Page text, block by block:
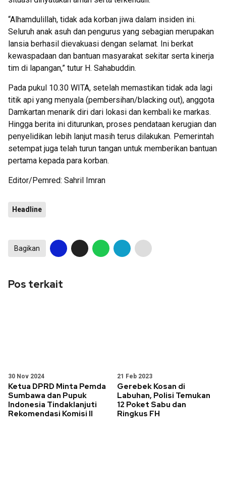
“Alhamdulillah, tidak ada korban jiwa dalam insiden ini.
Seluruh anak asuh dan pengurus yang sebagian merupakan
lansia berhasil dievakuasi dengan selamat. Ini berkat
kewaspadaan dan bantuan masyarakat sekitar serta kinerja
tim di lapangan,” tutur H. Sahabuddin.
Pada pukul 10.30 WITA, setelah memastikan tidak ada lagi
titik api yang menyala (pembersihan/blacking out), anggota
Damkartan menarik diri dari lokasi dan kembali ke markas.
Hingga berita ini diturunkan, proses pendataan kerugian dan
penyelidikan lebih lanjut masih terus dilakukan. Pemerintah
setempat juga telah turun tangan untuk memberikan bantuan
pertama kepada para korban.
Editor/Pemred: Sahril Imran
Headline
Bagikan
Pos terkait
30 Nov 2024
Ketua DPRD Minta Pemda
Sumbawa dan Pupuk
Indonesia Tindaklanjuti
Rekomendasi Komisi II
21 Feb 2023
Gerebek Kosan di
Labuhan, Polisi Temukan
12 Poket Sabu dan
Ringkus FH